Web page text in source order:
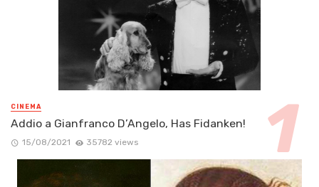
CINEMA
Addio a Gianfranco D’Angelo, Has Fidanken!
15/08/2021 35782 views